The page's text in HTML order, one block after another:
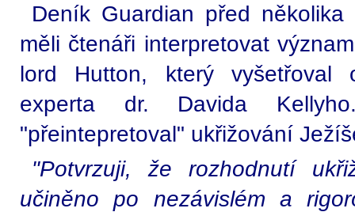
Deník Guardian před
měli čtenáři interpretovat
lord Hutton, který vyšetřoval
experta dr. Davida
"přeintepretoval" ukřižování
"Potvrzuji, že rozhodnutí
učiněno po nezávislém a